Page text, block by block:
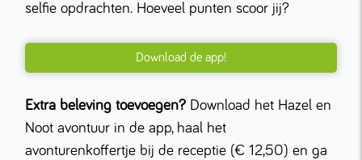
selfie opdrachten. Hoeveel punten scoor jij?
Download de app!
Extra beleving toevoegen? Download het Hazel en
Noot avontuur in de app, haal het
avonturenkoffertje bij de receptie (€ 12,50) en ga